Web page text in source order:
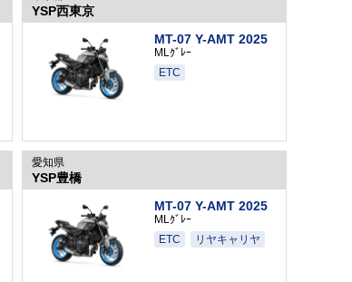
YSP西東京
MT-07 Y-AMT 2025
MLｸﾞﾚｰ
ETC
愛知県
YSP豊橋
MT-07 Y-AMT 2025
MLｸﾞﾚｰ
ETC
リヤキャリヤ